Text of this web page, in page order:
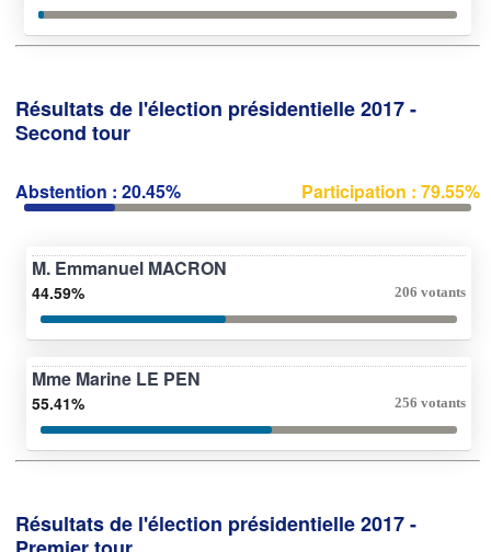
Résultats de l'élection présidentielle 2017 -
Second tour
Abstention : 20.45% Participation : 79.55%
M. Emmanuel MACRON
44.59% 206 votants
Mme Marine LE PEN
55.41% 256 votants
Résultats de l'élection présidentielle 2017 -